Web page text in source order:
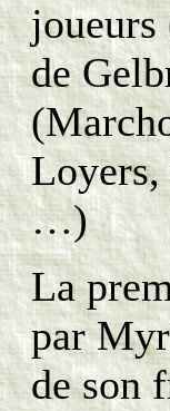
joueurs
de
Loyers,
…)
La
par
de son